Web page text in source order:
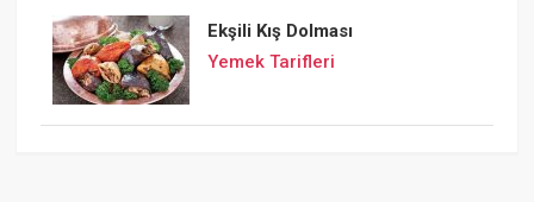
Ekşili Kış Dolması
Yemek Tarifleri